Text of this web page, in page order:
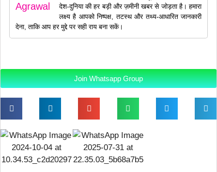
देश-दुनिया की हर बड़ी और ज़मीनी खबर से जोड़ता है। हमारा
लक्ष्य है आपको निष्पक्ष, तटस्थ और तथ्य-आधारित जानकारी
देना, ताकि आप हर मुद्दे पर सही राय बना सकें।
Join Whatsapp Group